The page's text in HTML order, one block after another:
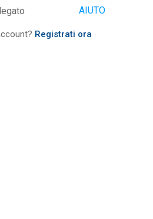
AIUTO
Registrati ora